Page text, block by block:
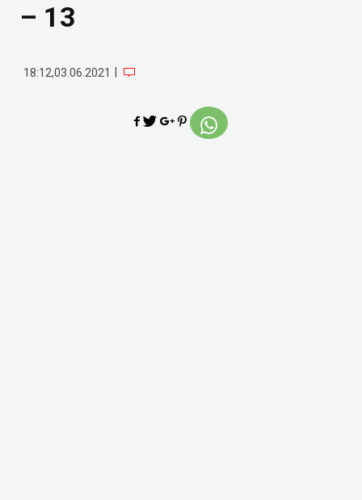
– 13
18:12,03.06.2021